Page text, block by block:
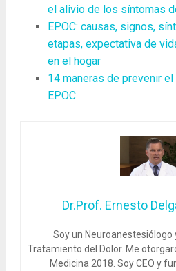
el alivio de los síntomas
EPOC: causas, signos,
etapas, expectativa de
en el hogar
14 maneras de prevenir
EPOC
Dr.Prof. Ernesto
Soy un Neuroanestesiólogo
Tratamiento del Dolor. Me
Medicina 2018. Soy CEO y